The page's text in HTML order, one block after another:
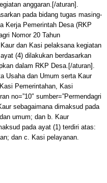
anggaran.[/aturan].
pada bidang tugas masing-
Kerja Pemerintah Desa (RKP
Nomor 20 Tahun
dan Kasi pelaksana kegiatan
(4) dilakukan berdasarkan
dalam RKP Desa.[/aturan].
Usaha dan Umum serta Kaur
Pemerintahan, Kasi
no=”10″ sumber=”Permendagri
sebagaimana dimaksud pada
umum; dan b. Kaur
pada ayat (1) terdiri atas:
dan c. Kasi pelayanan.